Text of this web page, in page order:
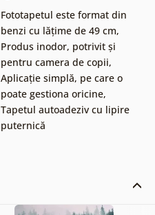
Fototapetul este format din
benzi cu lățime de 49 cm,
Produs inodor, potrivit și
pentru camera de copii,
Aplicație simplă, pe care o
poate gestiona oricine,
Tapetul autoadeziv cu lipire
puternică